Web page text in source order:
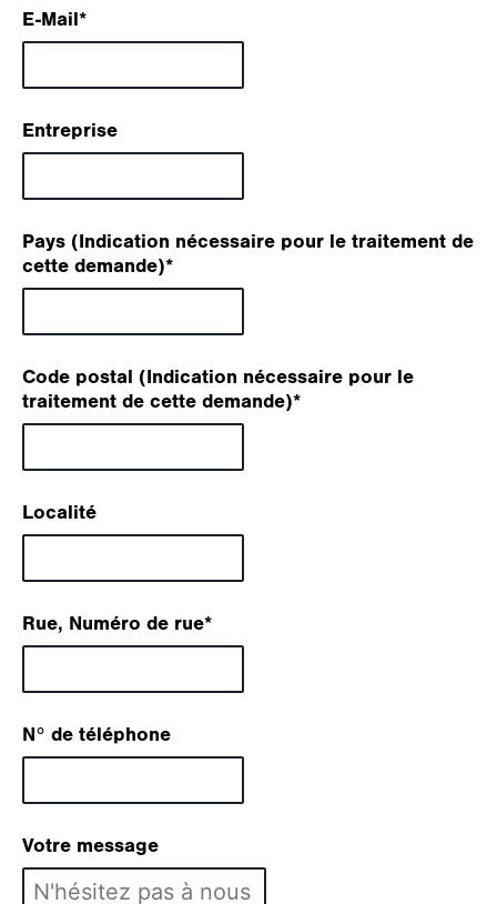
E-Mail*
Entreprise
Pays (Indication nécessaire pour le traitement de
cette demande)*
Code postal (Indication nécessaire pour le
traitement de cette demande)*
Localité
Rue, Numéro de rue*
N° de téléphone
Votre message